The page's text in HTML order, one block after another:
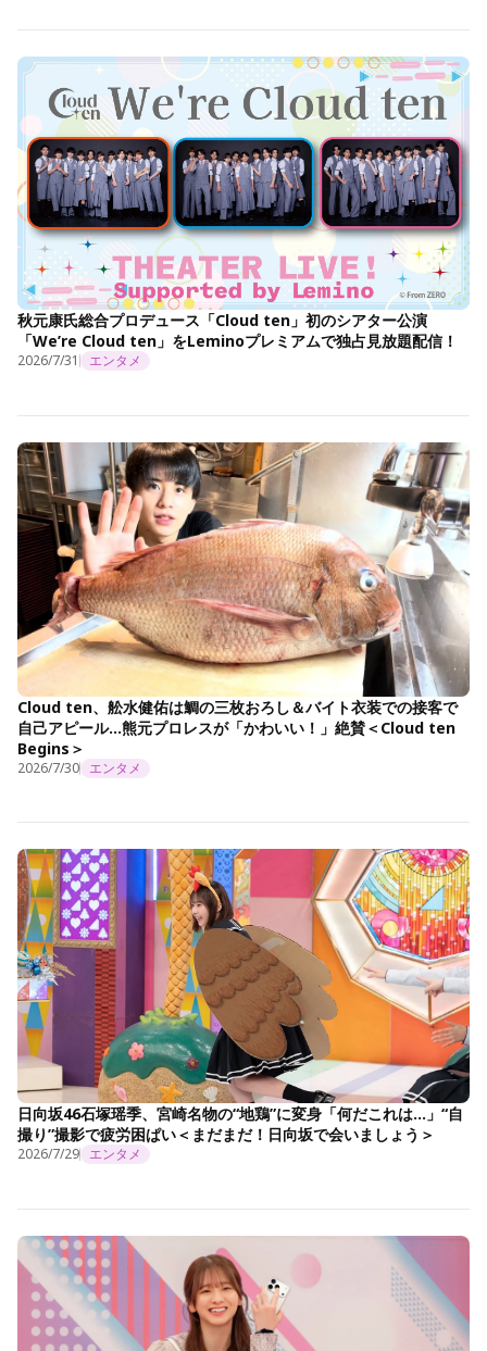
秋元康氏総合プロデュース「Cloud ten」初のシアター公演
「We’re Cloud ten」をLeminoプレミアムで独占見放題配信！
2026/7/31 エンタメ
Cloud ten、舩水健佑は鯛の三枚おろし＆バイト衣装での接客で
自己アピール…熊元プロレスが「かわいい！」絶賛＜Cloud ten
Begins＞
2026/7/30 エンタメ
日向坂46石塚瑶季、宮崎名物の“地鶏”に変身「何だこれは…」“自
撮り”撮影で疲労困ぱい＜まだまだ！日向坂で会いましょう＞
2026/7/29 エンタメ